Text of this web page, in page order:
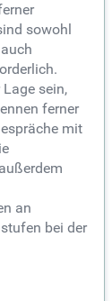
sowohl
sein,
ferner
mit
an
bei der